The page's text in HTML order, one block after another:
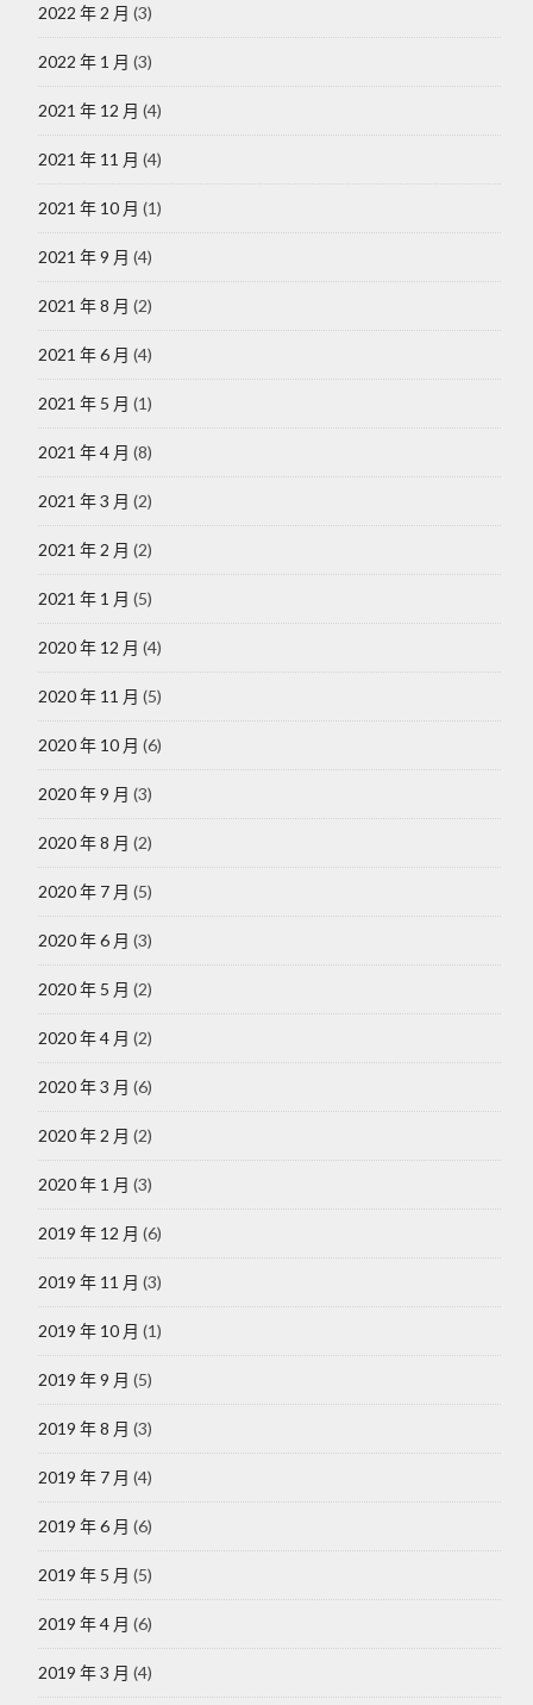
2022 年 2 月 (3)
2022 年 1 月 (3)
2021 年 12 月 (4)
2021 年 11 月 (4)
2021 年 10 月 (1)
2021 年 9 月 (4)
2021 年 8 月 (2)
2021 年 6 月 (4)
2021 年 5 月 (1)
2021 年 4 月 (8)
2021 年 3 月 (2)
2021 年 2 月 (2)
2021 年 1 月 (5)
2020 年 12 月 (4)
2020 年 11 月 (5)
2020 年 10 月 (6)
2020 年 9 月 (3)
2020 年 8 月 (2)
2020 年 7 月 (5)
2020 年 6 月 (3)
2020 年 5 月 (2)
2020 年 4 月 (2)
2020 年 3 月 (6)
2020 年 2 月 (2)
2020 年 1 月 (3)
2019 年 12 月 (6)
2019 年 11 月 (3)
2019 年 10 月 (1)
2019 年 9 月 (5)
2019 年 8 月 (3)
2019 年 7 月 (4)
2019 年 6 月 (6)
2019 年 5 月 (5)
2019 年 4 月 (6)
2019 年 3 月 (4)